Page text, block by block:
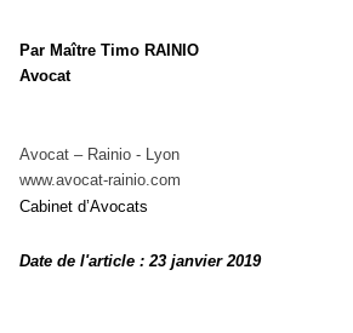
Par Maître Timo RAINIO
Avocat
Avocat – Rainio - Lyon
www.avocat-rainio.com
Cabinet d’Avocats
Date de l'article : 23 janvier 2019